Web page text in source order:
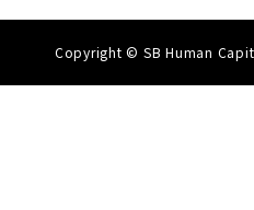
Copyright © SB Human